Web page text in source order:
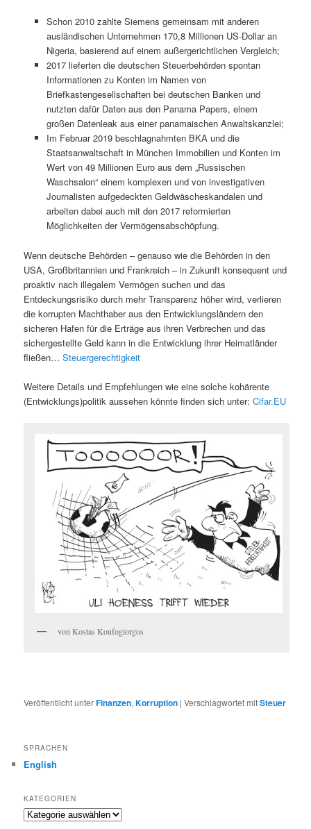
Schon 2010 zahlte Siemens gemeinsam mit anderen
ausländischen Unternehmen 170,8 Millionen US-Dollar an
Nigeria, basierend auf einem außergerichtlichen Vergleich;
2017 lieferten die deutschen Steuerbehörden spontan
Informationen zu Konten im Namen von
Briefkastengesellschaften bei deutschen Banken und
nutzten dafür Daten aus den Panama Papers, einem
großen Datenleak aus einer panamaischen Anwaltskanzlei;
Im Februar 2019 beschlagnahmten BKA und die
Staatsanwaltschaft in München Immobilien und Konten im
Wert von 49 Millionen Euro aus dem „Russischen
Waschsalon“ einem komplexen und von investigativen
Journalisten aufgedeckten Geldwäscheskandalen und
arbeiten dabei auch mit den 2017 reformierten
Möglichkeiten der Vermögensabschöpfung.
Wenn deutsche Behörden – genauso wie die Behörden in den
USA, Großbritannien und Frankreich – in Zukunft konsequent und
proaktiv nach illegalem Vermögen suchen und das
Entdeckungsrisiko durch mehr Transparenz höher wird, verlieren
die korrupten Machthaber aus den Entwicklungsländern den
sicheren Hafen für die Erträge aus ihren Verbrechen und das
sichergestellte Geld kann in die Entwicklung ihrer Heimatländer
fließen…Steuergerechtigkeit
Weitere Details und Empfehlungen wie eine solche kohärente
(Entwicklungs)politik aussehen könnte finden sich unter:Cifar.EU
von Kostas Koufogiorgos
Veröffentlicht unterFinanzen,Korruption |Verschlagwortet mitSteuer
SPRACHEN
English
KATEGORIEN
Kategorien